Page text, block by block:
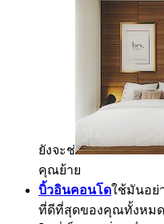
ยังจะช่
คุณย้าย
บิ้วอินคอนโดใช้มันอย่
ที่ดีที่สุดของคุณทั้งหมด